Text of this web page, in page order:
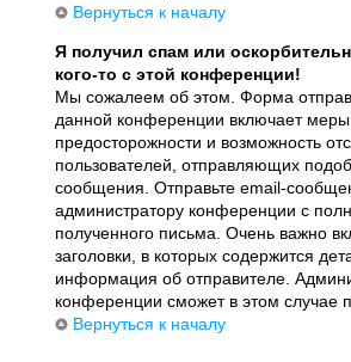
Вернуться к началу
Я получил спам или
кого-то с этой конференции!
Мы сожалеем об этом. Форма
данной конференции включает меры
предосторожности и возможность
пользователей, отправляющих
сообщения. Отправьте email-
администратору конференции с
полученного письма. Очень важно
заголовки, в которых содержится
информация об отправителе.
конференции сможет в этом случае
Вернуться к началу